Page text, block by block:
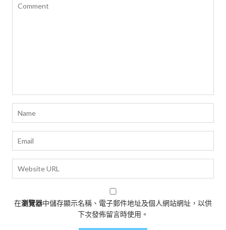
在瀏覽器中儲存顯示名稱、電子郵件地址及個人網站網址，以供
下次發佈留言時使用。